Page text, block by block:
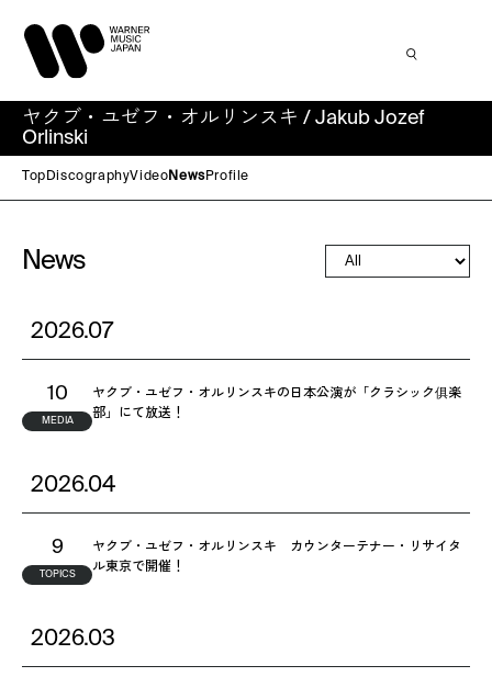
ヤクブ・ユゼフ・オルリンスキ / Jakub Jozef
Orlinski
Top DiscographyVideo NewsProfile
News
2026.07
10
MEDIA
ヤクブ・ユゼフ・オルリンスキの日本公演が「クラシック俱楽
部」にて放送！
2026.04
9
TOPICS
ヤクブ・ユゼフ・オルリンスキ カウンターテナー・リサイタ
ル東京で開催！
2026.03